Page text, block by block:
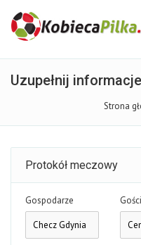
Uzupełnij
Strona
Protokół meczowy
Gospodarze